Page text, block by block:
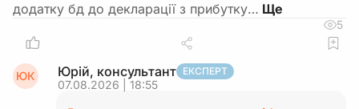
додатку бд до декларації з прибутку…
5
ЮК Юрій, консультант ЕКСПЕРТ
07.08.2026 | 18:55